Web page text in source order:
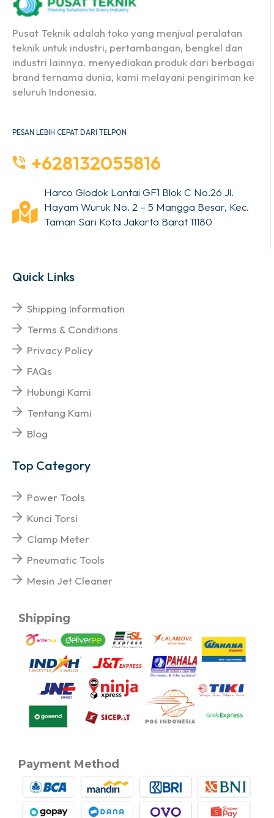
Pusat Teknik adalah toko yang menjual peralatan
teknik untuk industri, pertambangan, bengkel dan
industri lainnya. menyediakan produk dari berbagai
brand ternama dunia, kami melayani pengiriman ke
seluruh Indonesia.
PESAN LEBIH CEPAT DARI TELPON
+628132055816
Harco Glodok Lantai GF1 Blok C No.26 Jl.
Hayam Wuruk No. 2 – 5 Mangga Besar, Kec.
Taman Sari Kota Jakarta Barat 11180
Quick Links
Shipping Information
Terms & Conditions
Privacy Policy
FAQs
Hubungi Kami
Tentang Kami
Blog
Top Category
Power Tools
Kunci Torsi
Clamp Meter
Pneumatic Tools
Mesin Jet Cleaner
Shipping
Payment Method